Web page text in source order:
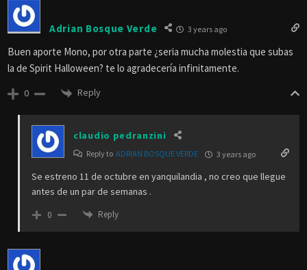
Adrian Bosque Verde 3 years ago
Buen aporte Mono, por otra parte ¿seria mucha molestia que subas
la de Spirit Halloween? te lo agradecería infinitamente.
0 Reply
claudio pedranzini
Reply to ADRIAN BOSQUE VERDE 3 years ago
Se estreno 11 de octubre en yanquilandia , no creo que llegue
antes de un par de semanas .
0 Reply